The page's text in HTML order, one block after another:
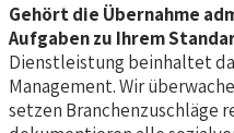
Gehört die Übernahme
Aufgaben zu Ihrem
Dienstleistung beinhaltet
Management. Wir
setzen Branchenzuschläge